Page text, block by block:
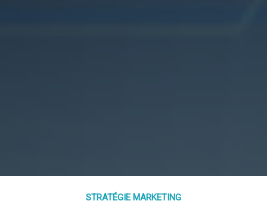
STRATÉGIE MARKETING